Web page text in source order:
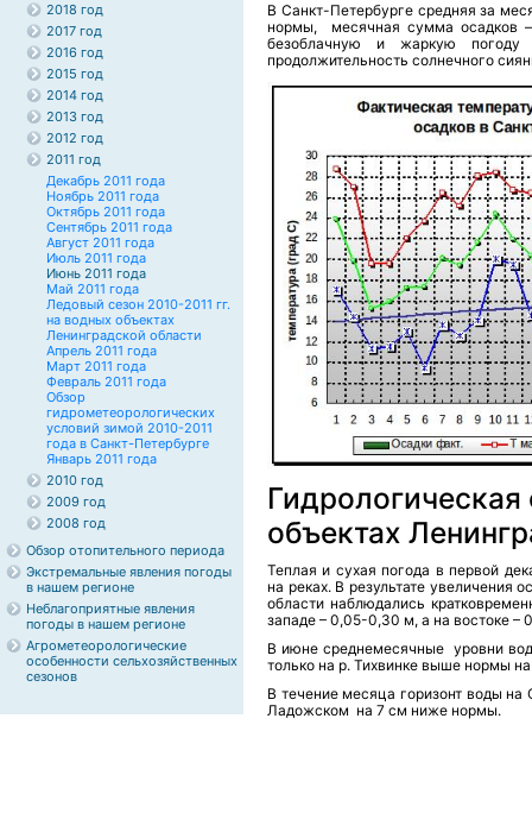
2018 год
2017 год
2016 год
2015 год
2014 год
2013 год
2012 год
2011 год
Декабрь 2011 года
Ноябрь 2011 года
Октябрь 2011 года
Сентябрь 2011 года
Август 2011 года
Июль 2011 года
Июнь 2011 года
Май 2011 года
Ледовый сезон 2010-2011 гг.
на водных объектах
Ленинградской области
Апрель 2011 года
Март 2011 года
Февраль 2011 года
Обзор
гидрометеорологических
условий зимой 2010-2011
года в Санкт-Петербурге
Январь 2011 года
2010 год
2009 год
2008 год
Обзор отопительного периода
Экстремальные явления погоды
в нашем регионе
Неблагоприятные явления
погоды в нашем регионе
Агрометеорологические
особенности сельхозяйственных
сезонов
В Санкт-Петербурге средняя за
нормы, месячная сумма осадков
безоблачную и жаркую погоду
продолжительность солнечного
объектах
Теплая и сухая погода в первой
на реках. В результате увеличения
области наблюдались
западе – 0,05-0,30 м, а на востоке –
В июне среднемесячные уровни
только на р. Тихвинке выше нормы
В течение месяца горизонт воды
Ладожском на 7 см ниже нормы.